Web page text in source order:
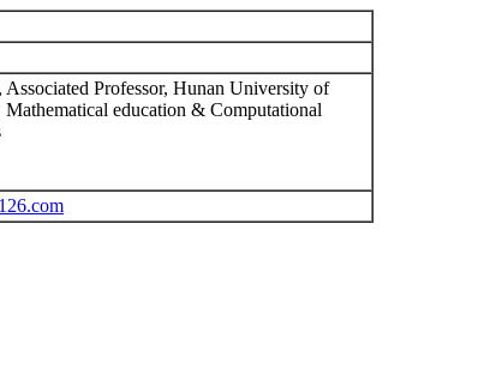
Associated Professor, Hunan University of
Mathematical education & Computational